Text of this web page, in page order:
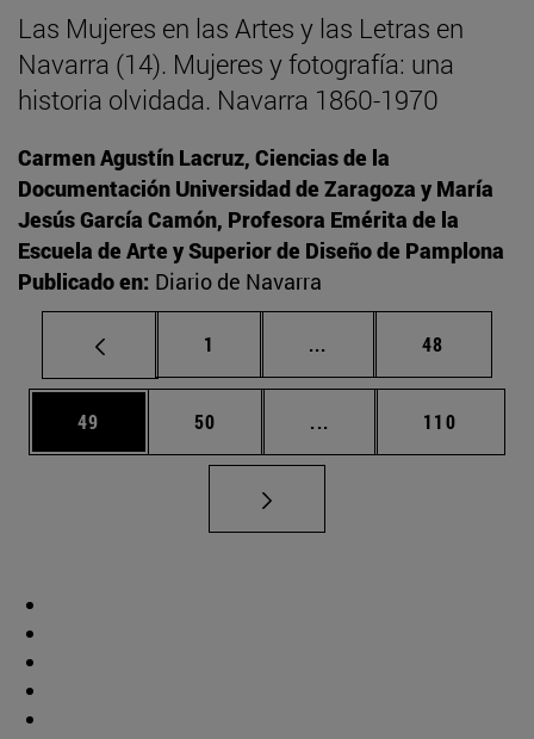
Las Mujeres en las Artes y las Letras en
Navarra (14). Mujeres y fotografía: una
historia olvidada. Navarra 1860-1970
Carmen Agustín Lacruz, Ciencias de la
Documentación Universidad de Zaragoza y María
Jesús García Camón, Profesora Emérita de la
Escuela de Arte y Superior de Diseño de Pamplona
Publicado en: Diario de Navarra
Página
1 ... Páginas intermedias
Página
48
Página
49 Página
50 ... Páginas intermedias
Página
110